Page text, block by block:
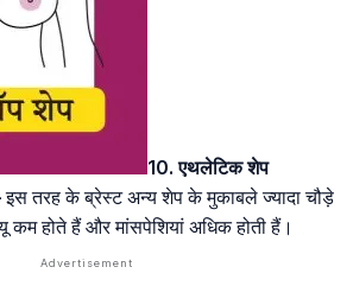
10. एथलेटिक शेप
इस तरह के ब्रेस्ट अन्य शेप के मुकाबले ज्यादा चौड़े
कम होते हैं और मांसपेशियां अधिक होती हैं।